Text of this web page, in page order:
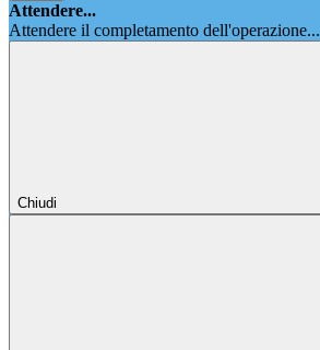
Attendere...
Attendere il completamento dell'operazione...
Chiudi